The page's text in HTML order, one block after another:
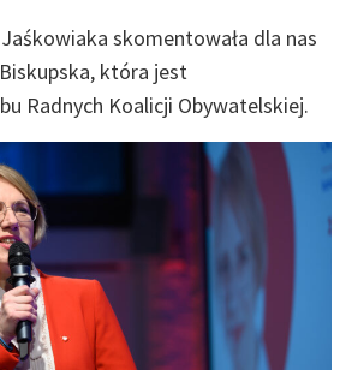
skomentowała dla nas
która jest
Radnych Koalicji Obywatelskiej.